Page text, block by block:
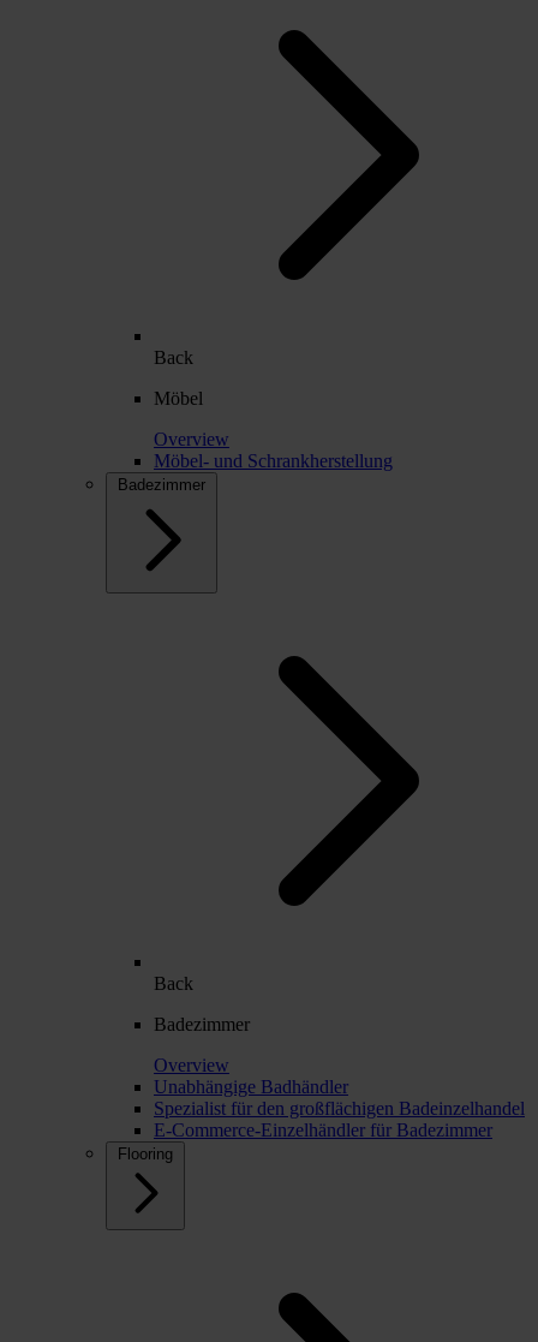
Back
Möbel
Overview
Möbel- und Schrankherstellung
Badezimmer
Back
Badezimmer
Overview
Unabhängige Badhändler
Spezialist für den großflächigen Badeinzelhandel
E-Commerce-Einzelhändler für Badezimmer
Flooring